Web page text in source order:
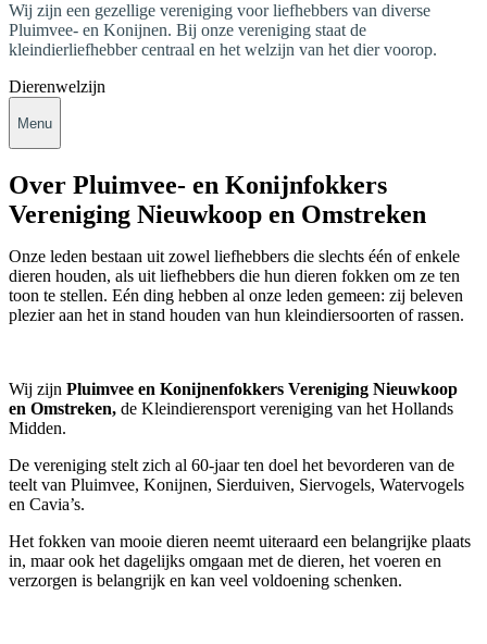
Wij zijn een gezellige vereniging voor liefhebbers van diverse
Pluimvee- en Konijnen. Bij onze vereniging staat de
kleindierliefhebber centraal en het welzijn van het dier voorop.
Dierenwelzijn
Menu
Over Pluimvee- en Konijnfokkers
Vereniging Nieuwkoop en Omstreken
Onze leden bestaan uit zowel liefhebbers die slechts één of enkele
dieren houden, als uit liefhebbers die hun dieren fokken om ze ten
toon te stellen. Eén ding hebben al onze leden gemeen: zij beleven
plezier aan het in stand houden van hun kleindiersoorten of rassen.
Wij zijn Pluimvee en Konijnenfokkers Vereniging Nieuwkoop
en Omstreken, de Kleindierensport vereniging van het Hollands
Midden.
De vereniging stelt zich al 60-jaar ten doel het bevorderen van de
teelt van Pluimvee, Konijnen, Sierduiven, Siervogels, Watervogels
en Cavia’s.
Het fokken van mooie dieren neemt uiteraard een belangrijke plaats
in, maar ook het dagelijks omgaan met de dieren, het voeren en
verzorgen is belangrijk en kan veel voldoening schenken.